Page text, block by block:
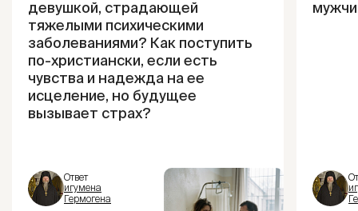
девушкой, страдающей
тяжелыми психическими
заболеваниями? Как поступить
по-христиански, если есть
чувства и надежда на ее
исцеление, но будущее
вызывает страх?
Ответ
игумена
Гермогена